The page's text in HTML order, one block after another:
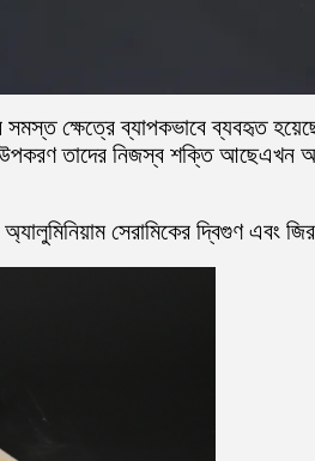
সমস্ত ক্ষেত্রে ব্যাপকভাবে ব্যবহৃত
উপকরণ তাদের নিজস্ব শক্তি আছেএখন
সেরামিকের দ্বিগুণ এবং